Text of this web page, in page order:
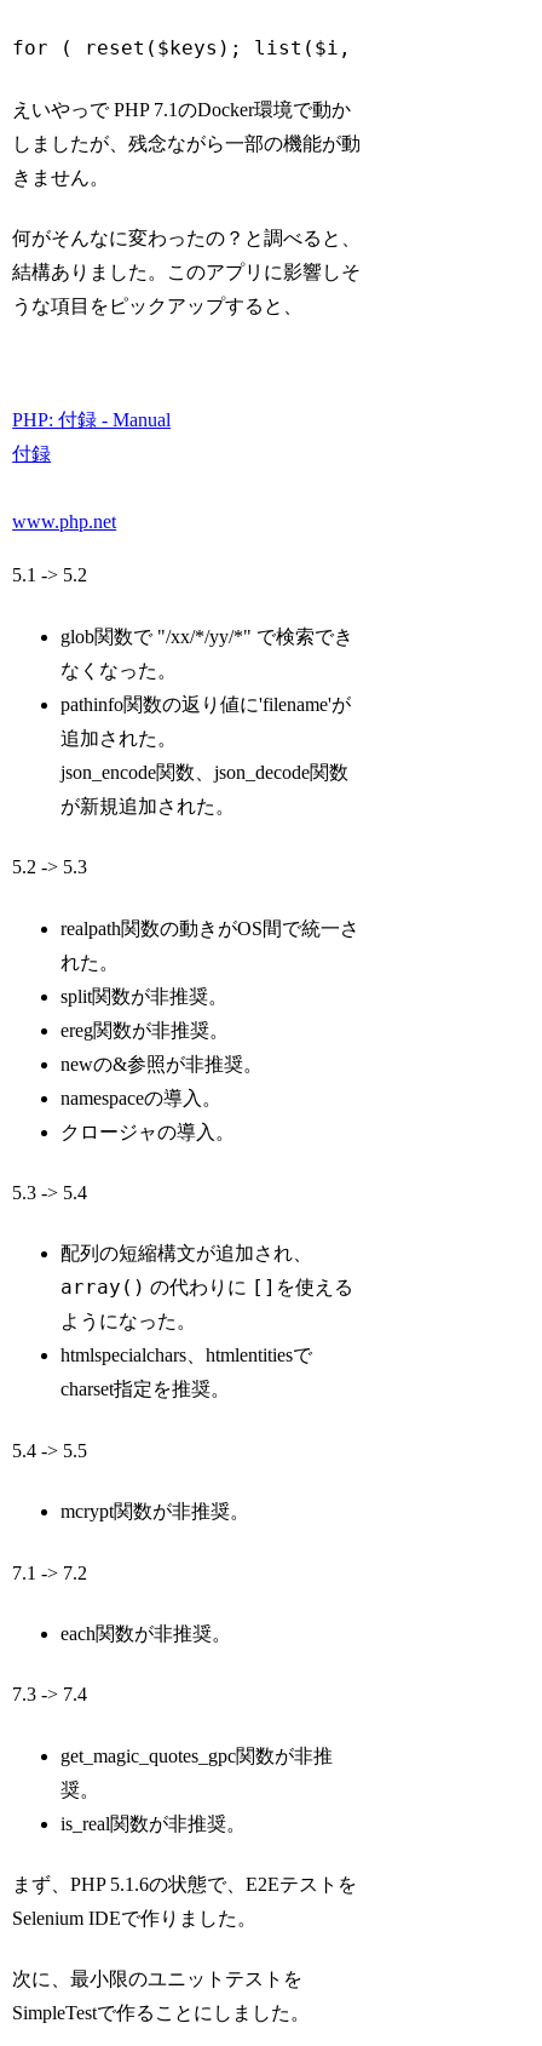
for ( reset($keys); list ($i, $key) =
えいやっで PHP 7.1のDocker環境で動か
しましたが、残念ながら一部の機能が動
きません。
何がそんなに変わったの？と調べると、
結構ありました。このアプリに影響しそ
うな項目をピックアップすると、
PHP: 付録 - Manual
付録
www.php.net
5.1 -> 5.2
glob関数で "/xx/*/yy/*" で検索でき
なくなった。
pathinfo関数の返り値に'filename'が
追加された。
json_encode関数、json_decode関数
が新規追加された。
5.2 -> 5.3
realpath関数の動きがOS間で統一さ
れた。
split関数が非推奨。
ereg関数が非推奨。
newの&参照が非推奨。
namespaceの導入。
クロージャの導入。
5.3 -> 5.4
配列の短縮構文が追加され、
array() の代わりに [] を使える
ようになった。
htmlspecialchars、htmlentitiesで
charset指定を推奨。
5.4 -> 5.5
mcrypt関数が非推奨。
7.1 -> 7.2
each関数が非推奨。
7.3 -> 7.4
get_magic_quotes_gpc関数が非推
奨。
is_real関数が非推奨。
まず、PHP 5.1.6の状態で、E2Eテストを
Selenium IDEで作りました。
次に、最小限のユニットテストを
SimpleTestで作ることにしました。